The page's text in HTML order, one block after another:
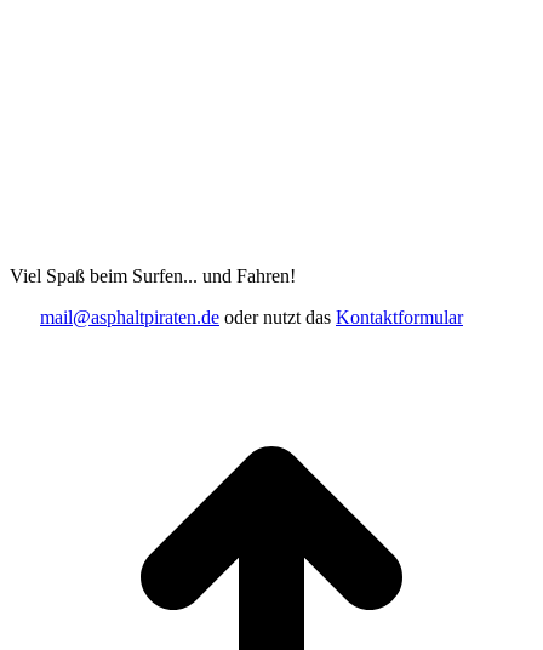
Viel Spaß beim Surfen... und Fahren!
mail@asphaltpiraten.de oder nutzt das Kontaktformular